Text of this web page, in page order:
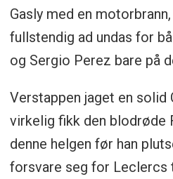
Gasly med en
fullstendig ad undas for
og Sergio Perez bare på
Verstappen jaget en solid
virkelig fikk den blodrøde
denne helgen før han
forsvare seg for Leclercs